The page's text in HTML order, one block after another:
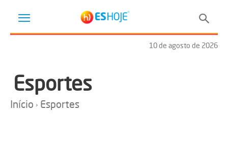
10 de agosto de 2026
Esportes
Início Esportes